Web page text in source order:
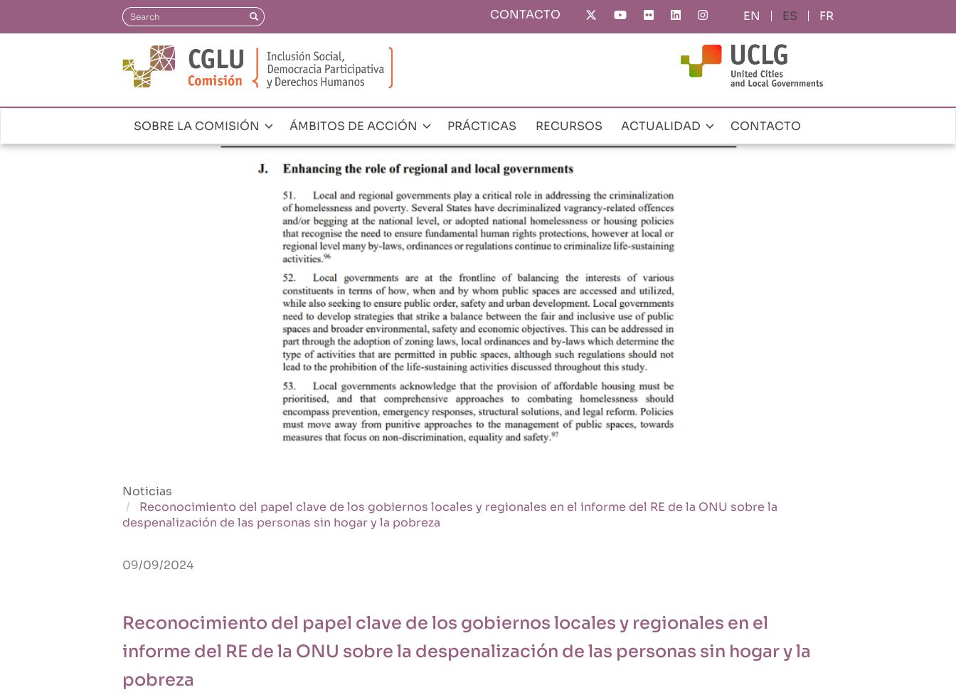
ES FR
Top
CONTACTO
Search Search
Navegación
principal
SOBRE LA COMISIÓN ÁMBITOS DE ACCIÓN PRÁCTICAS RECURSOS ACTUALIDAD CONTACTO
Noticias
Reconocimiento del papel clave de los gobiernos locales y regionales en el informe del RE de la ONU sobre la
despenalización de las personas sin hogar y la pobreza
09/09/2024
Reconocimiento del papel clave de los gobiernos locales y regionales en el
informe del RE de la ONU sobre la despenalización de las personas sin hogar y la
pobreza